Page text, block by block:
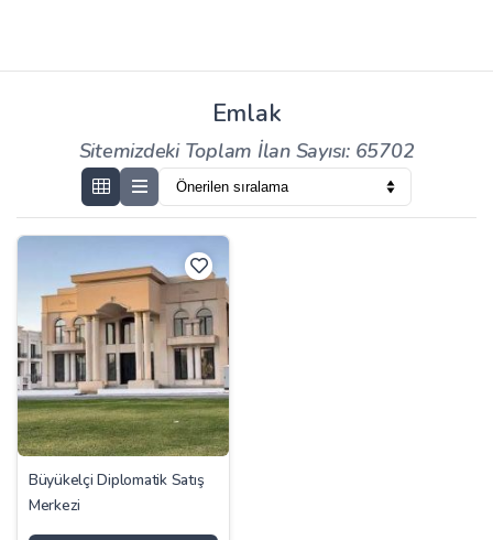
Emlak
Sitemizdeki Toplam İlan Sayısı: 65702
Büyükelçi Diplomatik Satış
Merkezi